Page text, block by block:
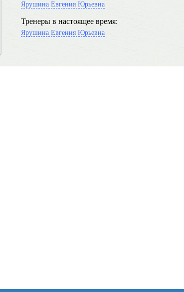
Ярушина Евгения Юрьевна
Тренеры в настоящее время:
Ярушина Евгения Юрьевна